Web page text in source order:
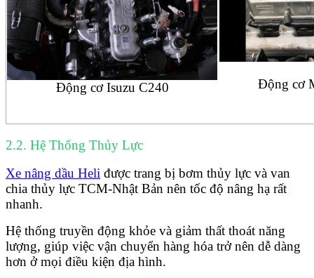
Động cơ Isuzu C240 Động cơ
2.2. Hệ Thống Thủy Lực
Xe nâng dầu Heli được trang bị bơm thủy lực và van
chia thủy lực TCM-Nhật Bản nên tốc độ nâng hạ rất
nhanh.
Hệ thống truyền động khỏe và giảm thất thoát năng
lượng, giúp việc vận chuyển hàng hóa trở nên dễ dàng
hơn ở mọi điều kiện địa hình.